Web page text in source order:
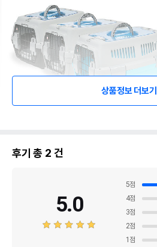
상품정보 더보기
후기 총 2 건
5.0
5점
4점
3점
2점
1 점